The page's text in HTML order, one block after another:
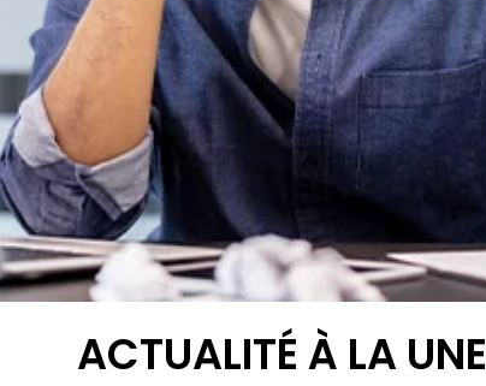
ACTUALITÉ À LA UNE